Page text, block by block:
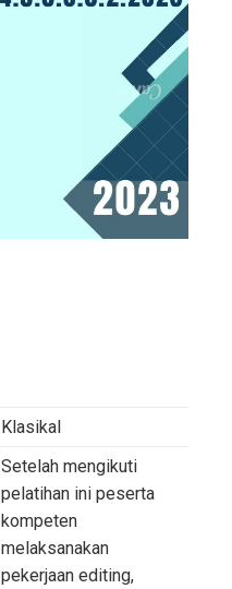
Klasikal
Setelah mengikuti
pelatihan ini peserta
kompeten
melaksanakan
pekerjaan editing,